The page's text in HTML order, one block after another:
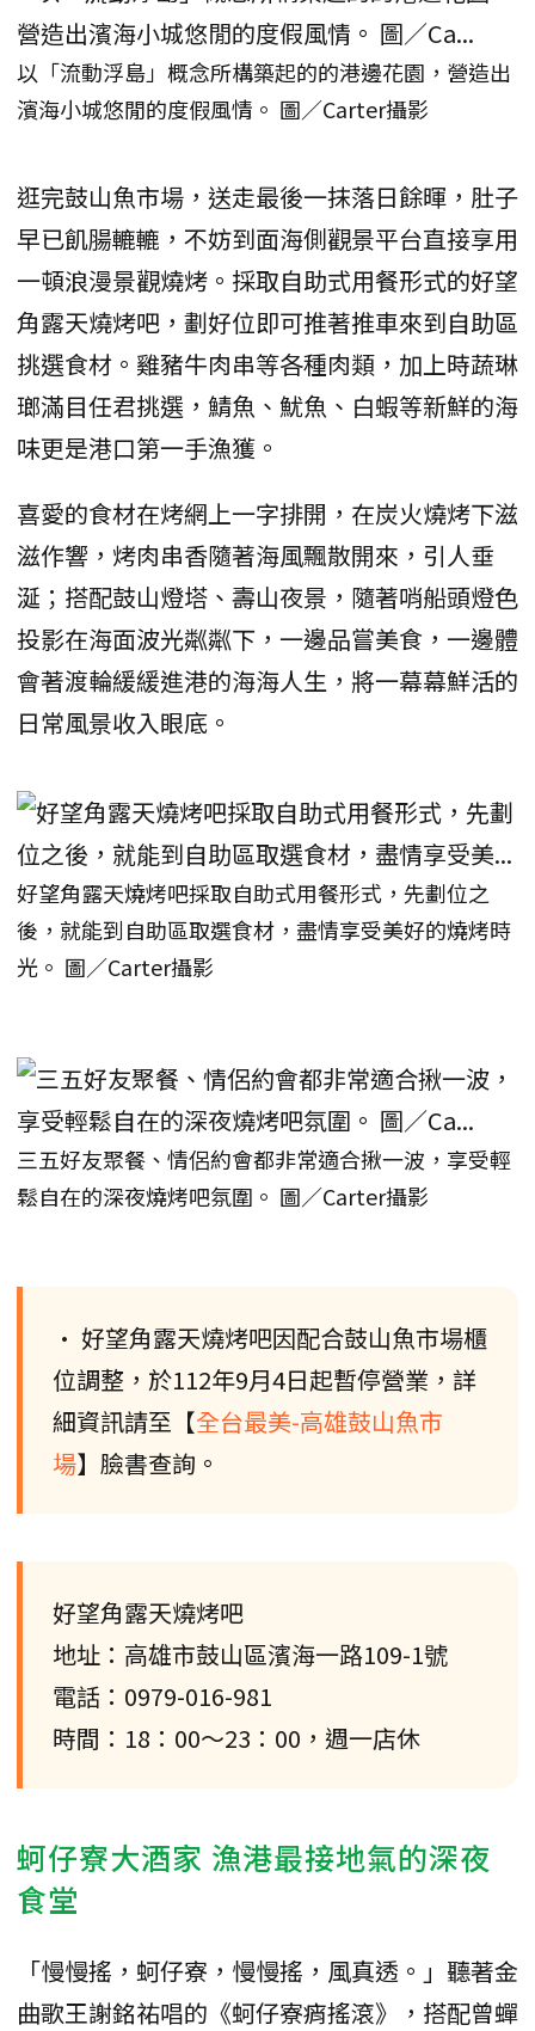
以「流動浮島」概念所構築起的的港邊花園，營造出
濱海小城悠閒的度假風情。 圖／Carter攝影
逛完鼓山魚市場，送走最後一抹落日餘暉，肚子
早已飢腸轆轆，不妨到面海側觀景平台直接享用
一頓浪漫景觀燒烤。採取自助式用餐形式的好望
角露天燒烤吧，劃好位即可推著推車來到自助區
挑選食材。雞豬牛肉串等各種肉類，加上時蔬琳
瑯滿目任君挑選，鯖魚、魷魚、白蝦等新鮮的海
味更是港口第一手漁獲。
喜愛的食材在烤網上一字排開，在炭火燒烤下滋
滋作響，烤肉串香隨著海風飄散開來，引人垂
涎；搭配鼓山燈塔、壽山夜景，隨著哨船頭燈色
投影在海面波光粼粼下，一邊品嘗美食，一邊體
會著渡輪緩緩進港的海海人生，將一幕幕鮮活的
日常風景收入眼底。
好望角露天燒烤吧採取自助式用餐形式，先劃位之
後，就能到自助區取選食材，盡情享受美好的燒烤時
光。 圖／Carter攝影
三五好友聚餐、情侶約會都非常適合揪一波，享受輕
鬆自在的深夜燒烤吧氛圍。 圖／Carter攝影
• 好望角露天燒烤吧因配合鼓山魚市場櫃
位調整，於112年9月4日起暫停營業，詳
細資訊請至【全台最美-高雄鼓山魚市
場】臉書查詢。
好望角露天燒烤吧
地址：高雄市鼓山區濱海一路109-1號
電話：0979-016-981
時間：18：00～23：00，週一店休
蚵仔寮大酒家 漁港最接地氣的深夜
食堂
「慢慢搖，蚵仔寮，慢慢搖，風真透。」聽著金
曲歌王謝銘祐唱的《蚵仔寮痟搖滾》，搭配曾蟬